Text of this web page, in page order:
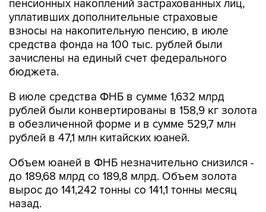
пенсионных накоплений застрахованных лиц,
уплативших дополнительные страховые
взносы на накопительную пенсию, в июле
средства фонда на 100 тыс. рублей были
зачислены на единый счет федерального
бюджета.
В июле средства ФНБ в сумме 1,632 млрд
рублей были конвертированы в 158,9 кг золота
в обезличенной форме и в сумме 529,7 млн
рублей в 47,1 млн китайских юаней.
Объем юаней в ФНБ незначительно снизился -
до 189,68 млрд со 189,8 млрд. Объем золота
вырос до 141,242 тонны со 141,1 тонны месяц
назад.